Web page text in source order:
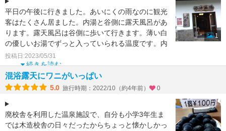
平日の午後に行きました。あいにくの雨なのに観光
客はたくさん居ました。内湯と谷側に露天風呂があ
ります。露天風呂は谷側に歩いて行きます。薄い白
の優しいお湯でずっと入っていられる温度です。内
湯から遠くに露天
続きを読む
投稿日:2023/05/31
1
混浴露天にワニがいっぱい
5.0 旅行時期：2022/10（約4年前） 0
廃校舎を利用した温泉施設で、自分も小学3年生ま
では木造校舎の日々だったからちょっと懐かしかっ